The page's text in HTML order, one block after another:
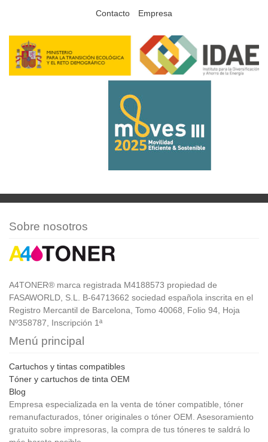
Contacto
Empresa
Sobre nosotros
A4TONER® marca registrada M4188573 propiedad de
FASAWORLD, S.L. B-64713662 sociedad española inscrita en el
Registro Mercantil de Barcelona, Tomo 40068, Folio 94, Hoja
Nº358787, Inscripción 1ª
Menú principal
Cartuchos y tintas compatibles
Tóner y cartuchos de tinta OEM
Blog
Empresa especializada en la venta de tóner compatible, tóner
remanufacturados, tóner originales o tóner OEM. Asesoramiento
gratuito sobre impresoras, la compra de tus tóneres te saldrá lo